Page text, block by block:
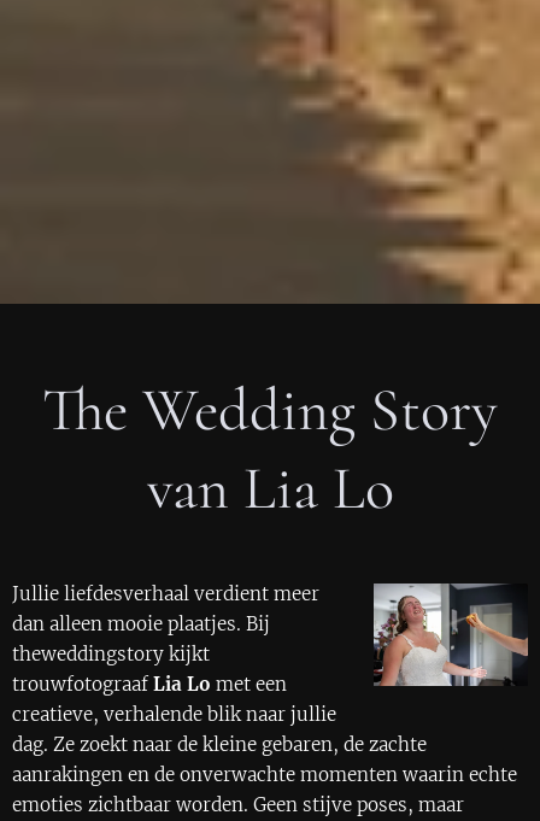
The Wedding Story
van Lia Lo
Jullie liefdesverhaal verdient meer
dan alleen mooie plaatjes. Bij
theweddingstory kijkt
trouwfotograafLia Lo met een
creatieve, verhalende blik naar jullie
dag. Ze zoekt naar de kleine gebaren, de zachte
aanrakingen en de onverwachte momenten waarin echte
emoties zichtbaar worden. Geen stijve poses, maar